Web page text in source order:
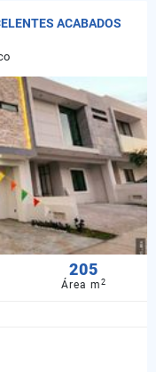
ACABADOS
205
Área m2